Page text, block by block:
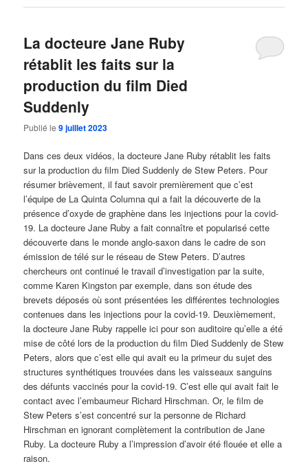
La docteure Jane Ruby
rétablit les faits sur la
production du film Died
Suddenly
Publié le9 juillet 2023
Dans ces deux vidéos, la docteure Jane Ruby rétablit les faits
sur la production du film Died Suddenly de Stew Peters. Pour
résumer brièvement, il faut savoir premièrement que c’est
l’équipe de La Quinta Columna qui a fait la découverte de la
présence d’oxyde de graphène dans les injections pour la covid-
19. La docteure Jane Ruby a fait connaître et popularisé cette
découverte dans le monde anglo-saxon dans le cadre de son
émission de télé sur le réseau de Stew Peters. D’autres
chercheurs ont continué le travail d’investigation par la suite,
comme Karen Kingston par exemple, dans son étude des
brevets déposés où sont présentées les différentes technologies
contenues dans les injections pour la covid-19. Deuxièmement,
la docteure Jane Ruby rappelle ici pour son auditoire qu’elle a été
mise de côté lors de la production du film Died Suddenly de Stew
Peters, alors que c’est elle qui avait eu la primeur du sujet des
structures synthétiques trouvées dans les vaisseaux sanguins
des défunts vaccinés pour la covid-19. C’est elle qui avait fait le
contact avec l’embaumeur Richard Hirschman. Or, le film de
Stew Peters s’est concentré sur la personne de Richard
Hirschman en ignorant complètement la contribution de Jane
Ruby. La docteure Ruby a l’impression d’avoir été flouée et elle a
raison.